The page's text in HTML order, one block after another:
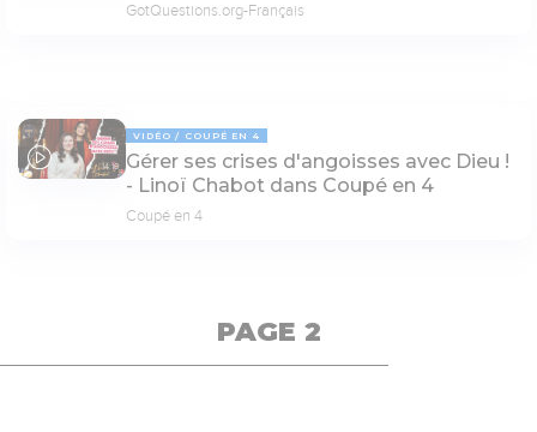
GotQuestions.org-Français
14:16
VIDÉO COUPÉ EN 4
Gérer ses crises d'angoisses avec Dieu !
- Linoï Chabot dans Coupé en 4
Coupé en 4
PAGE 2